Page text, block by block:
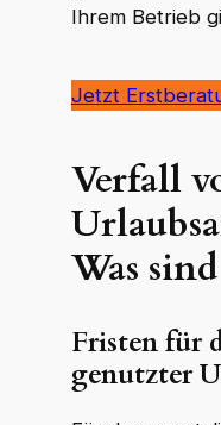
Ihrem Betrieb
Jetzt
Verfall
Was
Fristen für
genutzter